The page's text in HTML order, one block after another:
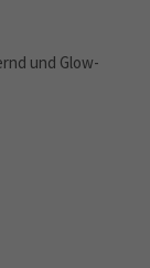
und Glow-